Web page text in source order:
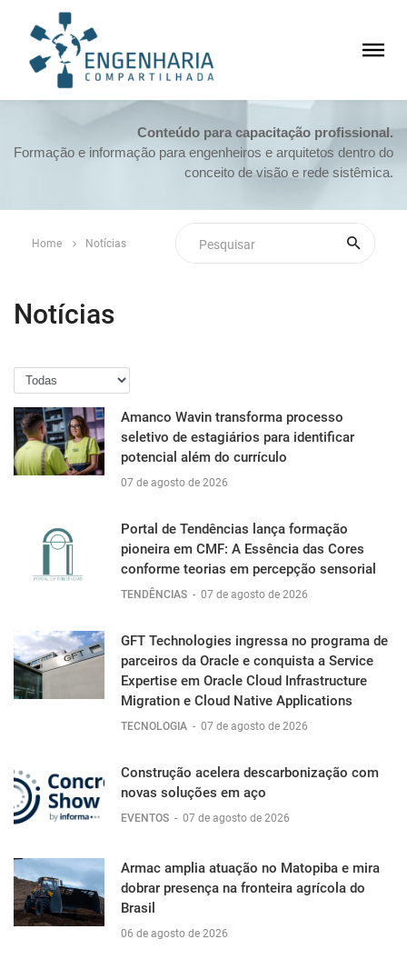
Conteúdo para capacitação profissional.
Formação e informação para engenheiros e arquitetos dentro do
conceito de visão e rede sistêmica.
Home Notícias
Notícias
Amanco Wavin transforma processo
seletivo de estagiários para identificar
potencial além do currículo
07 de agosto de 2026
Portal de Tendências lança formação
pioneira em CMF: A Essência das Cores
conforme teorias em percepção sensorial
TENDÊNCIAS - 07 de agosto de 2026
GFT Technologies ingressa no programa de
parceiros da Oracle e conquista a Service
Expertise em Oracle Cloud Infrastructure
Migration e Cloud Native Applications
TECNOLOGIA - 07 de agosto de 2026
Construção acelera descarbonização com
novas soluções em aço
EVENTOS - 07 de agosto de 2026
Armac amplia atuação no Matopiba e mira
dobrar presença na fronteira agrícola do
Brasil
06 de agosto de 2026